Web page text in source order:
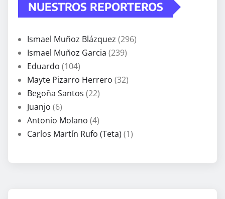
NUESTROS REPORTEROS
Ismael Muñoz Blázquez (296)
Ismael Muñoz Garcia (239)
Eduardo (104)
Mayte Pizarro Herrero (32)
Begoña Santos (22)
Juanjo (6)
Antonio Molano (4)
Carlos Martín Rufo (Teta) (1)